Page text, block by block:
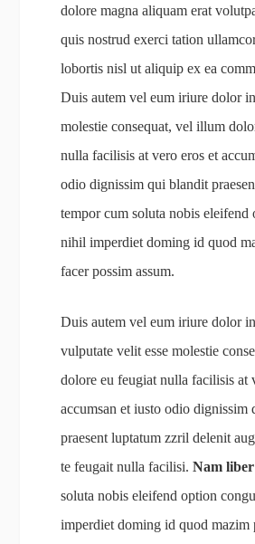
dolore magna aliquam erat
quis nostrud exerci tation
lobortis nisl ut aliquip ex ea
Duis autem vel eum iriure dolor
molestie consequat, vel illum
nulla facilisis at vero eros et
odio dignissim qui blandit
tempor cum soluta nobis eleifend
nihil imperdiet doming id quod
facer possim assum.
Duis autem vel eum iriure dolor
vulputate velit esse molestie
dolore eu feugiat nulla facilisis at
accumsan et iusto odio dignissim
praesent luptatum zzril delenit
te feugait nulla facilisi.Nam
soluta nobis eleifend option
imperdiet doming id quod mazim